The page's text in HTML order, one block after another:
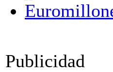
Publicidad